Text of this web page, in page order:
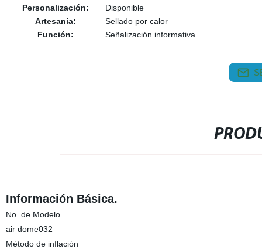
Personalización:
Disponible
Artesanía:
Sellado por calor
Función:
Señalización informativa
Información Básica.
No. de Modelo.
air dome032
Método de inflación